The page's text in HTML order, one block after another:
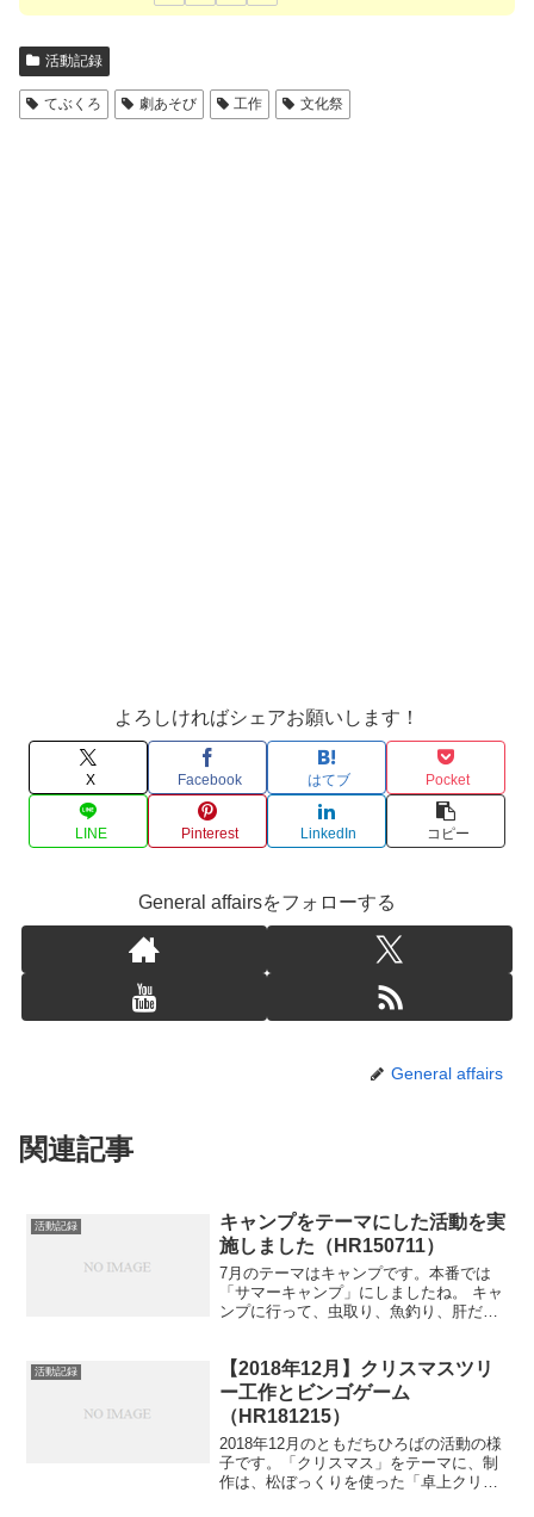
活動記録
てぶくろ 劇あそび 工作 文化祭
よろしければシェアお願いします！
X Facebook はてブ Pocket
LINE Pinterest LinkedIn コピー
General affairsをフォローする
General affairs
関連記事
活動記録
キャンプをテーマにした活動を実
施しました（HR150711）
7月のテーマはキャンプです。本番では
「サマーキャンプ」にしましたね。 キャ
ンプに行って、虫取り、魚釣り、肝だめ
る 夏なので、暑中見舞いを書きます。 今
回は、おたがい...
活動記録
【2018年12月】クリスマスツリ
ー工作とビンゴゲーム
（HR181215）
2018年12月のともだちひろばの活動の様
子です。「クリスマス」をテーマに、制
作は、松ぼっくりを使った「卓上クリス